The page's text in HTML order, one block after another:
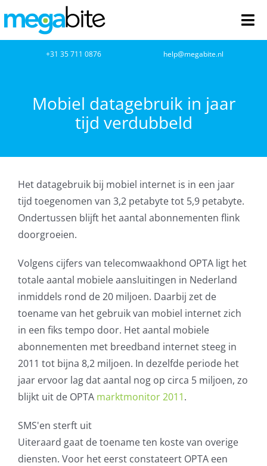
naar
inhoud
Netwerkbeheer
Cloud Computing
VOIP
AVG
Office365
Glasvezelverbindingen
Microsoft software licenties
SLA overeenkomsten
Remote Help
+31 35 711 0876 help@megabite.nl
Mobiel datagebruik in jaar
tijd verdubbeld
Het datagebruik bij mobiel internet is in een jaar
tijd toegenomen van 3,2 petabyte tot 5,9 petabyte.
Ondertussen blijft het aantal abonnementen flink
doorgroeien.
Volgens cijfers van telecomwaakhond OPTA ligt het
totale aantal mobiele aansluitingen in Nederland
inmiddels rond de 20 miljoen. Daarbij zet de
toename van het gebruik van mobiel internet zich
in een fiks tempo door. Het aantal mobiele
abonnementen met breedband internet steeg in
2011 tot bijna 8,2 miljoen. In dezelfde periode het
jaar ervoor lag dat aantal nog op circa 5 miljoen, zo
blijkt uit de OPTA marktmonitor 2011.
SMS'en sterft uit
Uiteraard gaat de toename ten koste van overige
diensten. Voor het eerst constateert OPTA een